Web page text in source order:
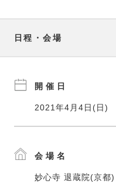
日程・会場
開催日
2021年4月4日(日)
会場名
妙心寺 退蔵院(京都)